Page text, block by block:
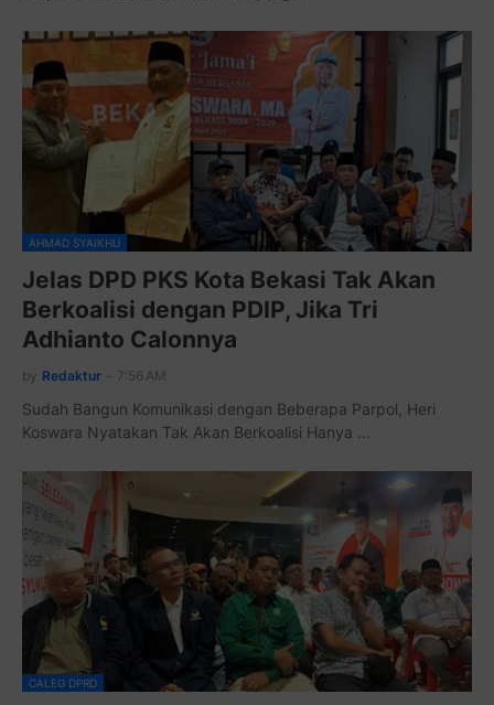
AHMAD SYAIKHU
Jelas DPD PKS Kota Bekasi Tak Akan
Berkoalisi dengan PDIP, Jika Tri
Adhianto Calonnya
by Redaktur 7:56 AM
Sudah Bangun Komunikasi dengan Beberapa Parpol, Heri
Koswara Nyatakan Tak Akan Berkoalisi Hanya …
CALEG DPRD